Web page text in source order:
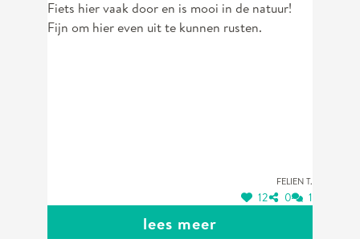
Fiets hier vaak door en is mooi in de natuur!
Fijn om hier even uit te kunnen rusten.
Felien T.
12 0 1
lees meer